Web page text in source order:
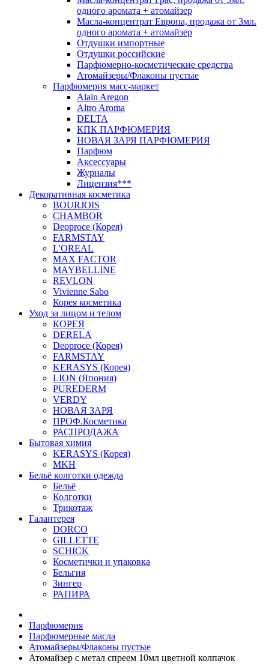
одного аромата + атомайзер
Масла-концентрат Европа, продажа от 3мл.
одного аромата + атомайзер
Отдушки импортные
Отдушки российские
Парфюмерно-косметические средства
Атомайзеры/Флаконы пустые
Парфюмерия масс-маркет
Alain Aregon
Altro Aroma
DELTA
КПК ПАРФЮМЕРИЯ
НОВАЯ ЗАРЯ ПАРФЮМЕРИЯ
Парфюм
Аксессуары
Журналы
Лицензия***
Декоративная косметика
BOURJOIS
CHAMBOR
Deoproce (Корея)
FARMSTAY
L'OREAL
MAX FACTOR
MAYBELLINE
REVLON
Vivienne Sabo
Корея косметика
Уход за лицом и телом
КОРЕЯ
DERELA
Deoproce (Корея)
FARMSTAY
KERASYS (Корея)
LION (Япония)
PUREDERM
VERDY
НОВАЯ ЗАРЯ
ПРОФ.Косметика
РАСПРОДАЖА
Бытовая химия
KERASYS (Корея)
MKH
Бельё колготки одежда
Бельё
Колготки
Трикотаж
Галантерея
DORCO
GILLETTE
SCHICK
Косметички и упаковка
Бельгия
Зингер
РАПИРА
Парфюмерия
Парфюмерные масла
Атомайзеры/Флаконы пустые
Атомайзер с метал спреем 10мл цветной колпачок